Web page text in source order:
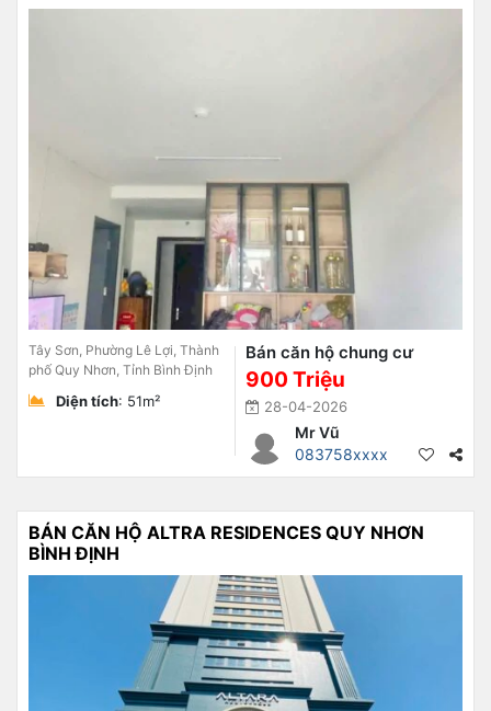
Tây Sơn, Phường Lê Lợi, Thành
phố Quy Nhơn, Tỉnh Bình Định
Diện tích: 51m²
Bán căn hộ chung cư
900 Triệu
28-04-2026
Mr Vũ
083758xxxx
BÁN CĂN HỘ ALTRA RESIDENCES QUY NHƠN
BÌNH ĐỊNH